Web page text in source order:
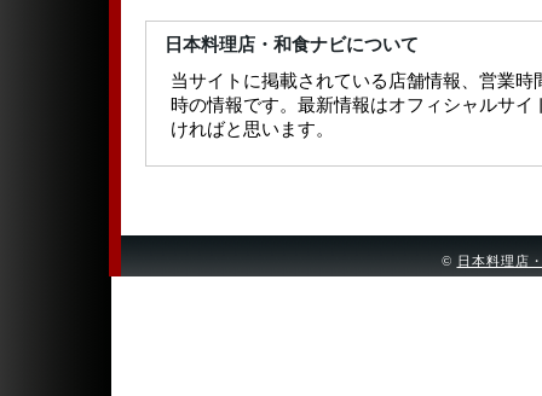
日本料理店・和食ナビについて
当サイトに掲載されている店舗情報、営業時
時の情報です。最新情報はオフィシャルサイ
ければと思います。
© 日本料理店